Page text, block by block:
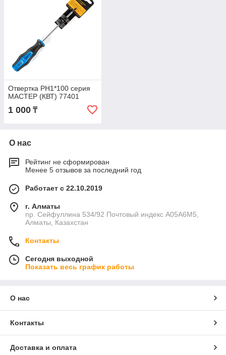
Отвертка PH1*100 серия
МАСТЕР (КВТ) 77401
1 000 ₸
О нас
Рейтинг не сформирован
Менее 5 отзывов за последний год
Работает с 22.10.2019
г. Алматы
пр. Сейфуллина 534/92 Почтовый индекс A05A6M5,
Алматы, Казахстан
Контакты
Сегодня выходной
Показать весь график работы
О нас
Контакты
Доставка и оплата